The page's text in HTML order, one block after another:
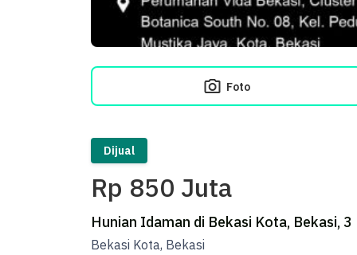
Foto
Dijual
Rp 850 Juta
Hunian Idaman di Bekasi Kota, Bekasi,
Bekasi Kota, Bekasi